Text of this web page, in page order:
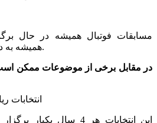
مسابقات فوتبال همیشه در حال
همیشه به دنبال آخرین امتیازات هستند.
در مقابل برخی از موضوعات ممکن
انتخابات
این انتخابات هر 4 سال